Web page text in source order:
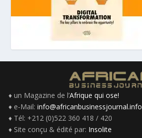
♦ un Magazine de l’Afrique qui ose!
♦ e-Mail: info@africanbusinessjournal.info
♦ Tél: +212 (0)522 360 418 / 420
♦ Site conçu & édité par: Insolite